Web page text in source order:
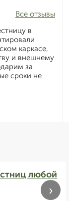
Все отзывы
в
каркасе,
и внешнему
за
сроки не
любой
›